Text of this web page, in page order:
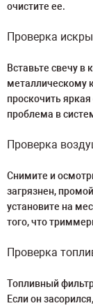
очистите ее.
Проверка искры
Вставьте свечу
металлическому
проскочить
проблема в
Проверка
Снимите и
загрязнен,
установите на
того, что
Проверка
Топливный
Если он